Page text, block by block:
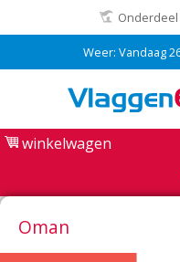
Onderdeel
Weer: Vandaag
winkelwagen
Oman